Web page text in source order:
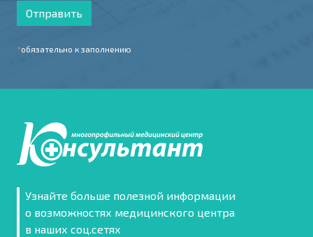
Отправить
*обязательно к заполнению
Узнайте больше полезной информации
о возможностях медицинского центра
в наших соц.сетях